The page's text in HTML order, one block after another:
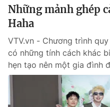
Những mảnh ghép
Haha
VTV.vn - Chương trình
có những tính cách khác
hẹn tạo nên một gia đình